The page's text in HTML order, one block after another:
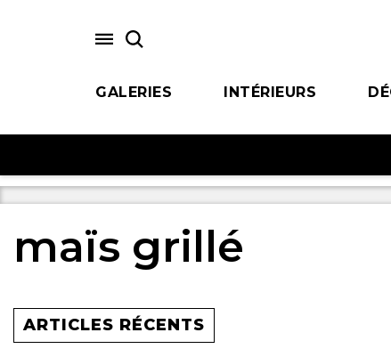
GALERIES INTÉRIEURS
maïs grillé
ARTICLES RÉCENTS